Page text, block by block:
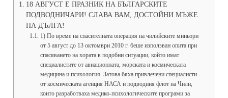
18 АВГУСТ Е ПРАЗНИК НА БЪЛГАРСКИТЕ
ПОДВОДНИЧАРИ! СЛАВА ВАМ, ДОСТОЙНИ МЪЖЕ
НА ДЪЛГА!
1) По време на спасителната операция на чилийските миньори
от 5 август до 13 октомври 2010 г. беше използван опита при
спасяването на хората в подобни ситуации, който имат
специалистите от авиационната, морската и космическата
медицина и психология. Затова бяха привлечени специалисти
от космическата агенция НАСА и подводния флот на Чили,
които разработваха медико-психологическите програми за